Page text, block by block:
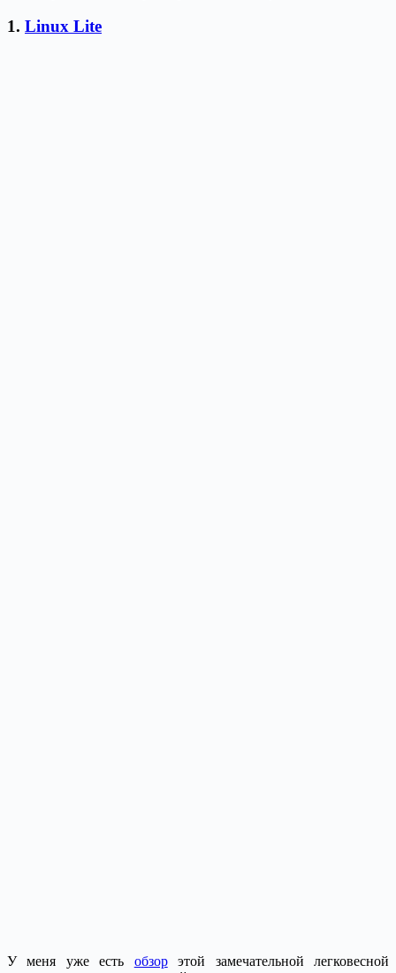
1. Linux Lite
У меня уже есть обзорэтой замечательной легковесной